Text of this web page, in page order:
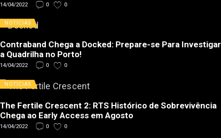
14/04/2022 0 0
NOTÍCIAS
Contraband Chega a Docked: Prepare-se Para Investigar
a Quadrilha no Porto!
14/04/2022 0 0
NOTÍCIAS
The Fertile Crescent 2: RTS Histórico de Sobrevivência
Chega ao Early Access em Agosto
14/04/2022 0 0